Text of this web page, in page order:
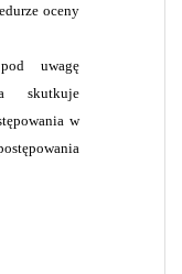
oceny
uwagę
skutkuje
w